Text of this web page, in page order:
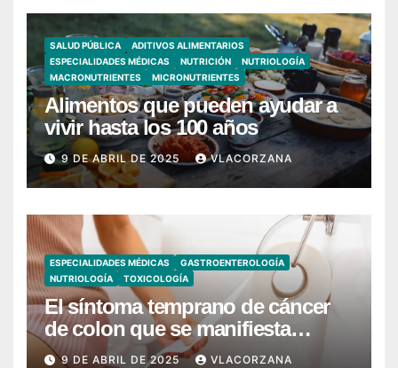
SALUD PÚBLICA
ADITIVOS ALIMENTARIOS
ESPECIALIDADES MÉDICAS
NUTRICIÓN
NUTRIOLOGÍA
MACRONUTRIENTES
MICRONUTRIENTES
Alimentos que pueden ayudar a
vivir hasta los 100 años
9 DE ABRIL DE 2025 VLACORZANA
ESPECIALIDADES MÉDICAS
GASTROENTEROLOGÍA
NUTRIOLOGÍA
TOXICOLOGÍA
El síntoma temprano de cáncer
de colon que se manifiesta
cuando vas al baño
9 DE ABRIL DE 2025 VLACORZANA